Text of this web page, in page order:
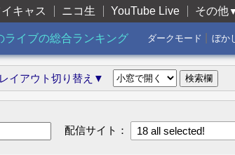
キャス ニコ生 YouTube Live その他▼
ライブの総合ランキング ぼか
ダークモード
イアウト切り替え▼
配信サイト：
18 all selected!